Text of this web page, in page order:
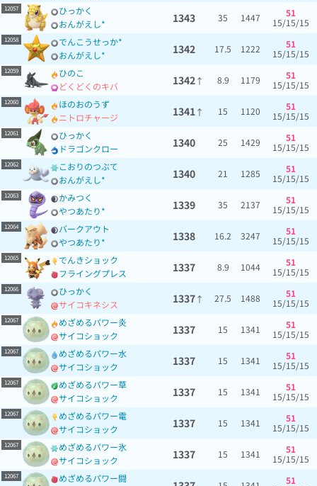
12057
ひっかく
おんがえし*
1343 35 1447
51
15/15/15
12058
でんこうせっか*
おんがえし*
1342 17.5 1222
51
15/15/15
12059
ひのこ
どくどくのキバ
1342↑ 8.9 1179
51
15/15/15
12060
ほのおのうず
ニトロチャージ
1341↑ 15 1120
51
15/15/15
12061
ひっかく
ドラゴンクロー
1340 25 1429
51
15/15/15
12062
こおりのつぶて
おんがえし*
1340 21 1285
51
15/15/15
12063
かみつく
やつあたり*
1339 35 2137
51
15/15/15
12064
バークアウト
やつあたり*
1338 16.2 3247
51
15/15/15
12065
でんきショック
フライングプレス
1337 8.9 1044
51
15/15/15
12066
ひっかく
サイコキネシス
1337↑ 27.5 1488
51
15/15/15
12067
めざめるパワー炎
サイコショック
1337 15 1341
51
15/15/15
12067
めざめるパワー水
サイコショック
1337 15 1341
51
15/15/15
12067
めざめるパワー草
サイコショック
1337 15 1341
51
15/15/15
12067
めざめるパワー電
サイコショック
1337 15 1341
51
15/15/15
12067
めざめるパワー氷
サイコショック
1337 15 1341
51
15/15/15
12067
めざめるパワー闘
51